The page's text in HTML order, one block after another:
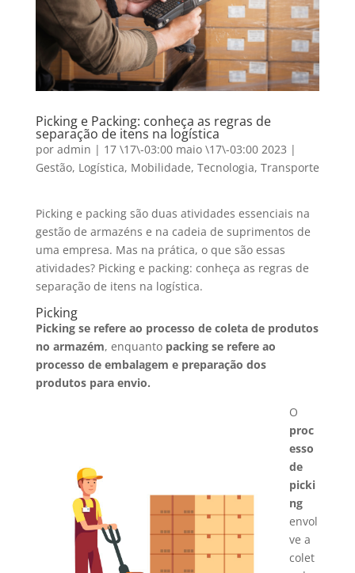
Picking e Packing: conheça as regras de
separação de itens na logística
por admin | 17 \17\-03:00 maio \17\-03:00 2023 |
Gestão, Logística, Mobilidade, Tecnologia, Transporte
Picking e packing são duas atividades essenciais na
gestão de armazéns e na cadeia de suprimentos de
uma empresa. Mas na prática, o que são essas
atividades? Picking e packing: conheça as regras de
separação de itens na logística.
Picking
Picking se refere ao processo de coleta de produtos
no armazém, enquanto packing se refere ao
processo de embalagem e preparação dos
produtos para envio.
O
proc
esso
de
picki
ng
envol
ve a
colet